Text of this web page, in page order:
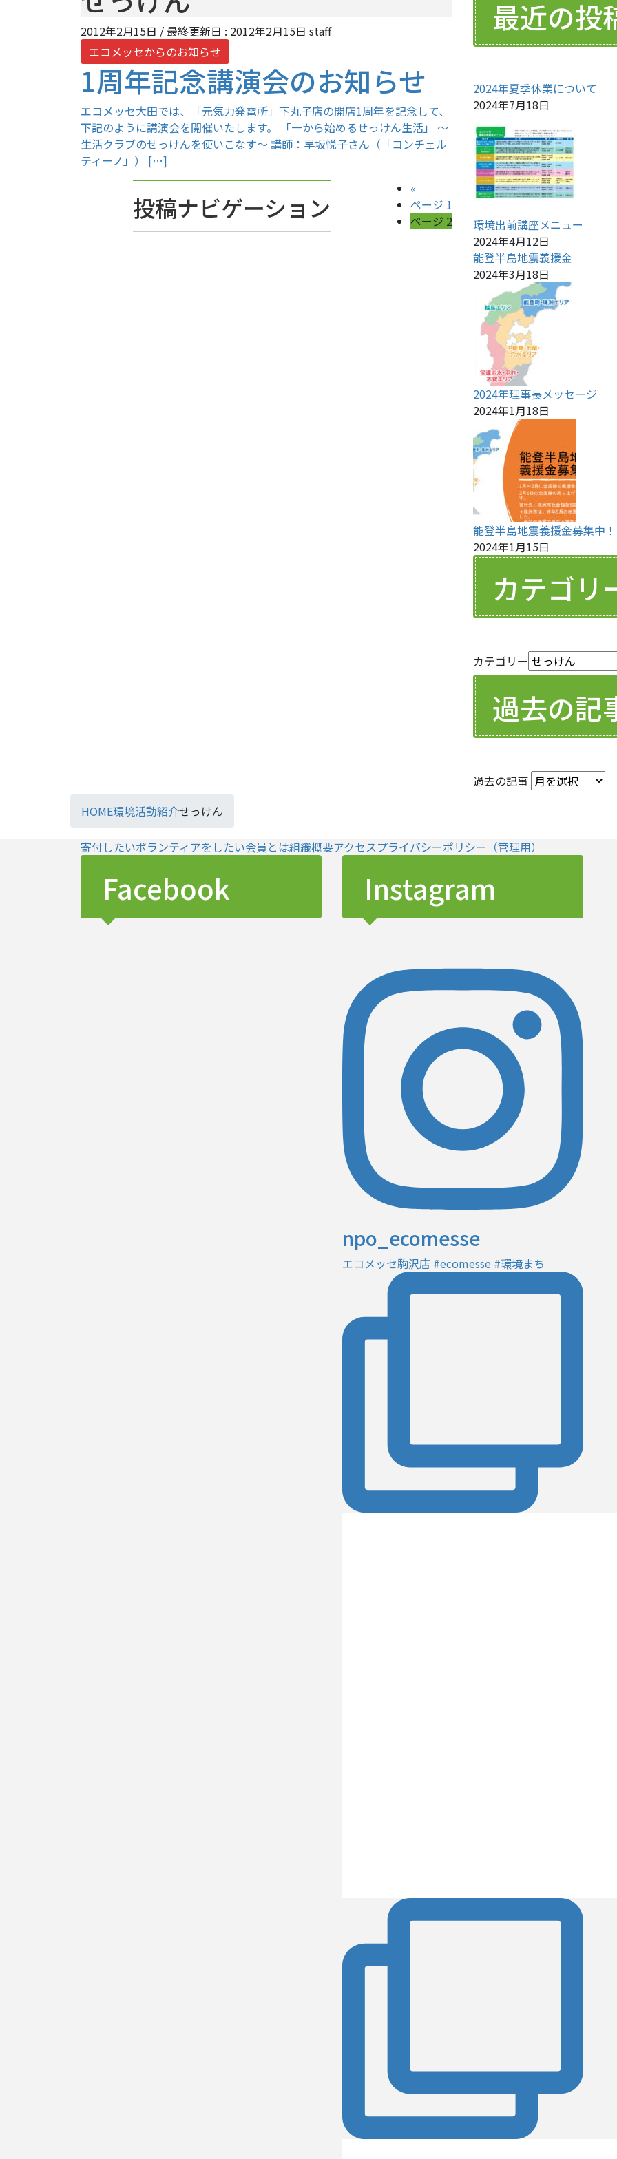
2012年2月15日 / 最終更新日 : 2012年2月15日 staff
エコメッセからのお知らせ
1周年記念講演会のお知らせ
エコメッセ大田では、「元気力発電所」下丸子店の開店1周年を記念して、
下記のように講演会を開催いたします。 「一から始めるせっけん生活」 ～
生活クラブのせっけんを使いこなす～ 講師：早坂悦子さん（「コンチェル
ティーノ」） […]
投稿ナビゲーション
«
ページ 1
ページ 2
最近の投
2024年夏季休業について
2024年7月18日
環境出前講座メニュー
2024年4月12日
能登半島地震義援金
2024年3月18日
2024年理事長メッセージ
2024年1月18日
能登半島地震義援金募集中！
2024年1月15日
カテゴリ
カテゴリー
過去の記
過去の記事
HOME環境活動紹介せっけん
寄付したいボランティアをしたい会員とは組織概要アクセスプライバシーポリシー （管理用）
Facebook Instagram
npo_ecomesse
エコメッセ駒沢店 #ecomesse #環境まち